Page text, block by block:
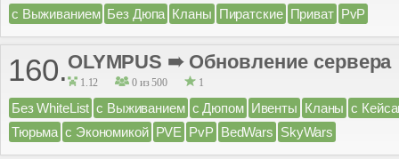
с Выживанием Без Дюпа Кланы Пиратские Приват PvP
160.OLYMPUS ➠ Обновление сервера
1.12 0 из 500 1
Без WhiteList с Выживанием с Дюпом Ивенты Кланы с
Тюрьма с Экономикой PVE PvP BedWars SkyWars